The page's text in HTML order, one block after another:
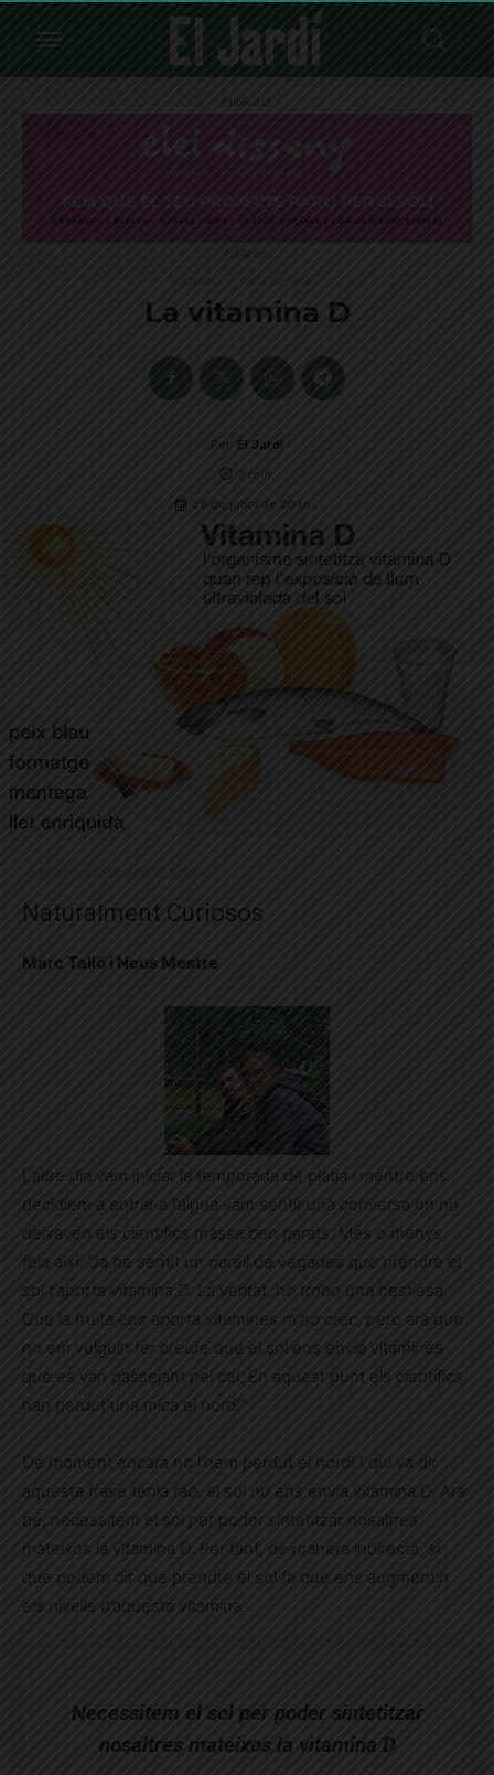
Publicitat
Publicitat
La vitamina D
Per El Jardí
2 min.
26 de juliol de 2016
Naturalment Curiosos
Marc Talló i Neus Mestre
L’altre dia vam iniciar la temporada de platja i mentre ens
decidíem a entrar a l’aigua vam sentir una conversa on no
deixaven els científics massa ben parats. Més o menys
feia així: “Ja he sentit un parell de vegades que prendre el
sol t’aporta vitamina D. La veritat, ho trobo una bestiesa.
Que la fruita ens aporta vitamines m’ho crec, però ara que
no em vulguin fer creure que el sol ens envia vitamines
que es van passejant pel cel. En aquest punt els científics
han perdut una mica el nord!”
De moment encara no l’hem perdut el nord! I qui va dir
aquesta frase tenia raó, el sol no ens envia vitamina D. Ara
bé, necessitem el sol per poder sintetitzar nosaltres
mateixos la vitamina D. Per tant, de manera indirecta, sí
que podem dir que prendre el sol fa que ens augmentin
els nivells d’aquesta vitamina.
Necessitem el sol per poder sintetitzar
nosaltres mateixos la vitamina D